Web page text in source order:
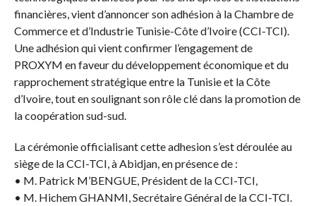
financières, vient d’annoncer son adhésion à la Chambre de
Commerce et d’Industrie Tunisie-Côte d’Ivoire (CCI-TCI).
Une adhésion qui vient confirmer l’engagement de
PROXYM en faveur du développement économique et du
rapprochement stratégique entre la Tunisie et la Côte
d’Ivoire, tout en soulignant son rôle clé dans la promotion de
la coopération sud-sud.
La cérémonie officialisant cette adhesion s’est déroulée au
siège de la CCI-TCI, à Abidjan, en présence de :
• M. Patrick M’BENGUE, Président de la CCI-TCI,
• M. Hichem GHANMI, Secrétaire Général de la CCI-TCI.